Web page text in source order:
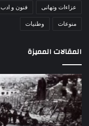
عزاءات وتهانى فنون و ادب
منوعات وطنيات
المقالات المميزة
اللواء
دكتور
راضي
عبدالمعطي
يكتب: